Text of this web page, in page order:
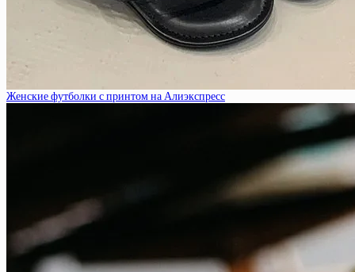
Женские футболки с принтом на Алиэкспресс